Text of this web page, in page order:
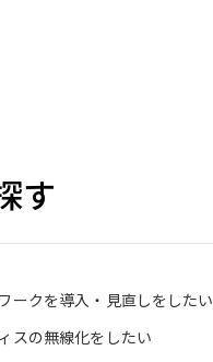
す
ークを導入・見直しをしたい
スの無線化をしたい